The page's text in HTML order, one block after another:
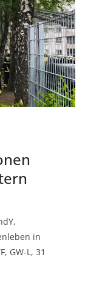
in
GW-L, 31